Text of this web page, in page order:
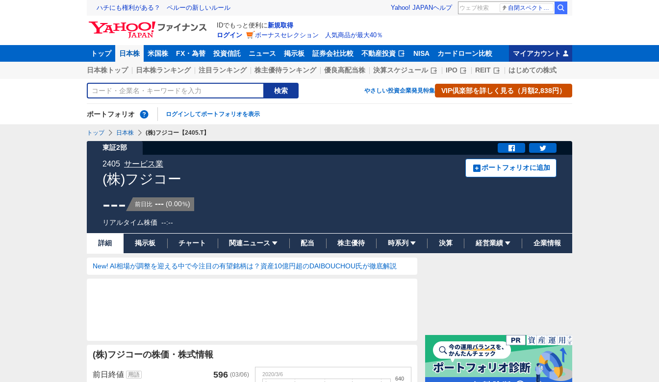
ハチにも権利がある？ ペルーの新しいルール Yahoo! JAPANヘルプ 自閉スペクトラム症
IDでもっと便利に新規取得
ログイン
ボーナスセレクション 人気商品が最大40％
トップ 日本株 米国株 FX・為替 投資信託 ニュース 掲示板 証券会社比較 不動産投資 NISA カードローン比較 マイアカウント
日本株トップ 日本株ランキング 注目ランキング 株主優待ランキング 優良高配当株 決算スケジュール IPO REIT はじめての株式
検索 やさしい投資企業発見特集 VIP倶楽部を詳しく見る（月額2,838円）
ポートフォリオ ログインしてポートフォリオを表示
トップ 日本株 (株)フジコー【2405.T】
東証2部
(株)フジコー
2405 サービス業 ポートフォリオに追加
--- 前日比 --- (0.00%)
リアルタイム株価 --:--
詳細 掲示板 チャート 関連ニュース 配当 株主優待 時系列 決算 経営業績 企業情報
New! AI相場が調整を迎える中で今注目の有望銘柄は？資産10億円超のDAIBOUCHOU氏が徹底解説
(株)フジコーの株価・株式情報
価
細
前日終値 用語 596 (03/06) 640
2020/3/6